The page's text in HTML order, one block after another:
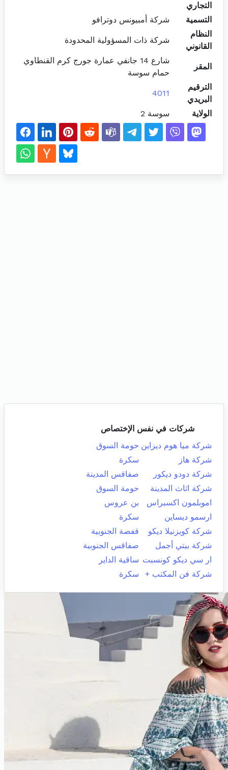
التجاري
التسمية
شركة أمبيونس دوترافو
النظام
القانوني
شركة ذات المسؤولية المحدودة
المقر
شارع 14 جانفي عمارة جورج كرم القنطاوي
حمام سوسة
الترقيم
البريدي
4011
الولاية سوسة 2
شركات في نفس الإختصاص
شركة ميا هوم ديزاين حومة السوق
شركة هاز
سكرة
شركة دودو ديكور
صفاقس المدينة
شركة اثاث المدينة
حومة السوق
اموبلمون اكسبراس
بن عروس
ارسمو ديساين
سكرة
شركة كويزنيلا ديكو
قفصة الجنوبية
شركة بيتي أجمل
صفاقس الجنوبية
ار سي ديكو كونسبت ساقية الداير
شركة فن المكتب +
سكرة